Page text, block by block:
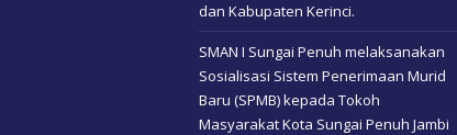
dan Kabupaten Kerinci.
SMAN I Sungai Penuh melaksanakan
Sosialisasi Sistem Penerimaan Murid
Baru (SPMB) kepada Tokoh
Masyarakat Kota Sungai Penuh Jambi